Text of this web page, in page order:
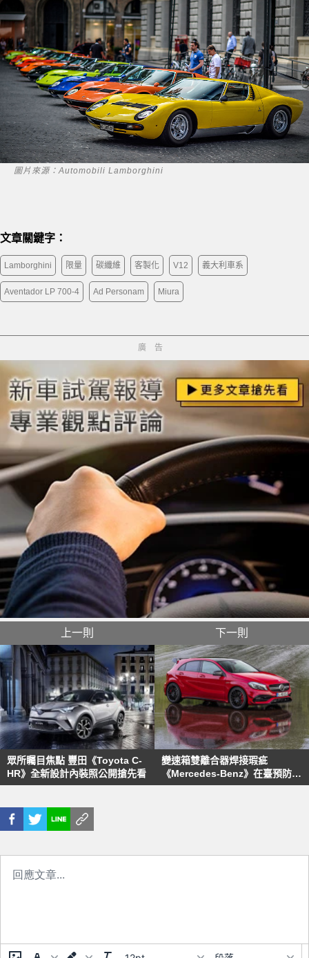
圖片來源：Automobili Lamborghini
文章關鍵字：
Lamborghini 限量 碳纖維 客製化 V12 義大利車系
Aventador LP 700-4 Ad Personam Miura
廣告
上一則
眾所矚目焦點 豐田《Toyota C-
HR》全新設計內裝照公開搶先看
下一則
變速箱雙離合器焊接瑕疵
《Mercedes-Benz》在臺預防性
召回45 AMG系列車款